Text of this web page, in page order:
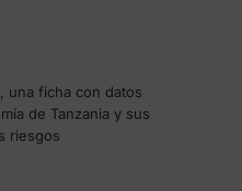
una ficha con datos
de Tanzania y sus
riesgos